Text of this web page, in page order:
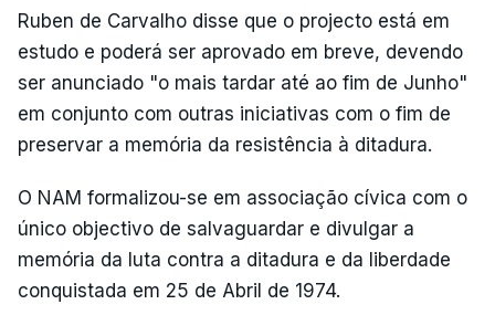
Ruben de Carvalho disse que o projecto está em
estudo e poderá ser aprovado em breve, devendo
ser anunciado "o mais tardar até ao fim de Junho"
em conjunto com outras iniciativas com o fim de
preservar a memória da resistência à ditadura.
O NAM formalizou-se em associação cívica com o
único objectivo de salvaguardar e divulgar a
memória da luta contra a ditadura e da liberdade
conquistada em 25 de Abril de 1974.